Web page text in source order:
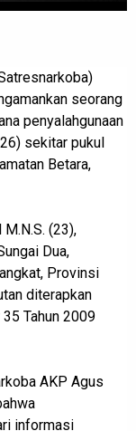
seorang
penyalahgunaan
sekitar pukul
Betara,
(23),
Dua,
Provinsi
diterapkan
Tahun 2009
AKP Agus
informasi